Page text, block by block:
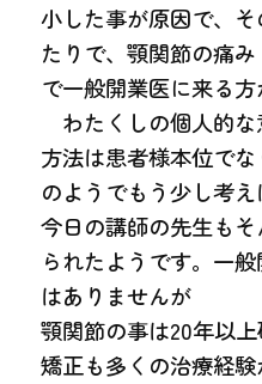
小した事が原因で、
たりで、顎関節の痛
で一般開業医に来る方
わたくしの個人的
方法は患者様本位で
のようでもう少し考え
今日の講師の先生も
られたようです。一
はありませんが
顎関節の事は20年以
矯正も多くの治療経験